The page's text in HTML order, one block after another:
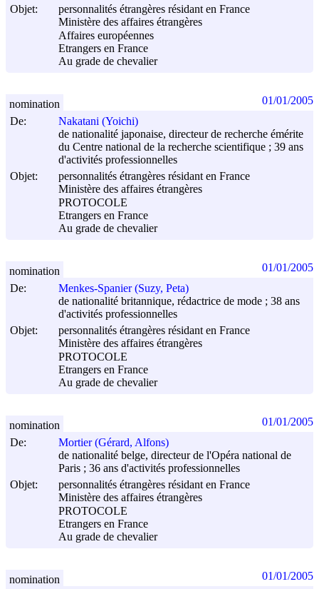
Objet:
personnalités étrangères résidant en France
Ministère des affaires étrangères
Affaires européennes
Etrangers en France
Au grade de chevalier
De:
Nakatani (Yoichi)
de nationalité japonaise, directeur de recherche émérite
du Centre national de la recherche scientifique ; 39 ans
d'activités professionnelles
Objet:
personnalités étrangères résidant en France
Ministère des affaires étrangères
PROTOCOLE
Etrangers en France
Au grade de chevalier
nomination 01/01/2005
De:
Menkes-Spanier (Suzy, Peta)
de nationalité britannique, rédactrice de mode ; 38 ans
d'activités professionnelles
Objet:
personnalités étrangères résidant en France
Ministère des affaires étrangères
PROTOCOLE
Etrangers en France
Au grade de chevalier
nomination 01/01/2005
De:
Mortier (Gérard, Alfons)
de nationalité belge, directeur de l'Opéra national de
Paris ; 36 ans d'activités professionnelles
Objet:
personnalités étrangères résidant en France
Ministère des affaires étrangères
PROTOCOLE
Etrangers en France
Au grade de chevalier
nomination 01/01/2005
nomination 01/01/2005